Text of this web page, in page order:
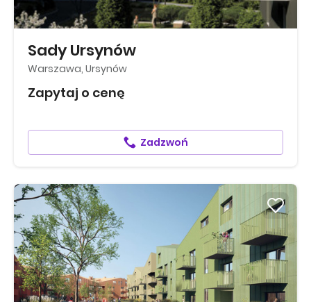
Sady Ursynów
Warszawa, Ursynów
Zapytaj o cenę
Zadzwoń